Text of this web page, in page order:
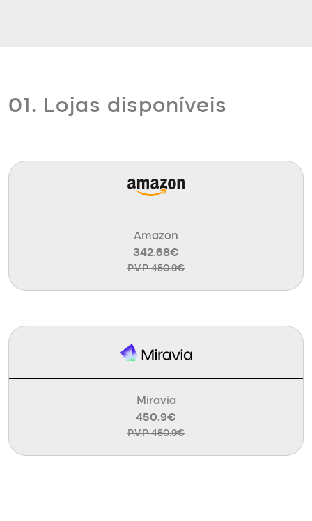
01. Lojas disponíveis
Amazon
342.68€
P.V.P 450.9€
Miravia
450.9€
P.V.P 450.9€